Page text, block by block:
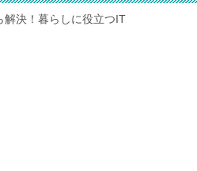
解決！暮らしに役立つIT